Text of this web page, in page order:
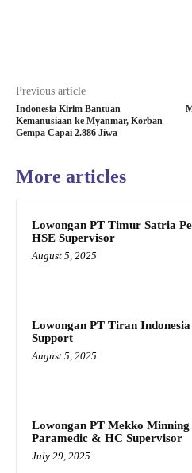
Previous article
Indonesia Kirim Bantuan
Kemanusiaan ke Myanmar, Korban
Gempa Capai 2.886 Jiwa
More articles
Lowongan PT Timur Satria
HSE Supervisor
August 5, 2025
Lowongan PT Tiran
Support
August 5, 2025
Lowongan PT Mekko Minning
Paramedic & HC Supervisor
July 29, 2025